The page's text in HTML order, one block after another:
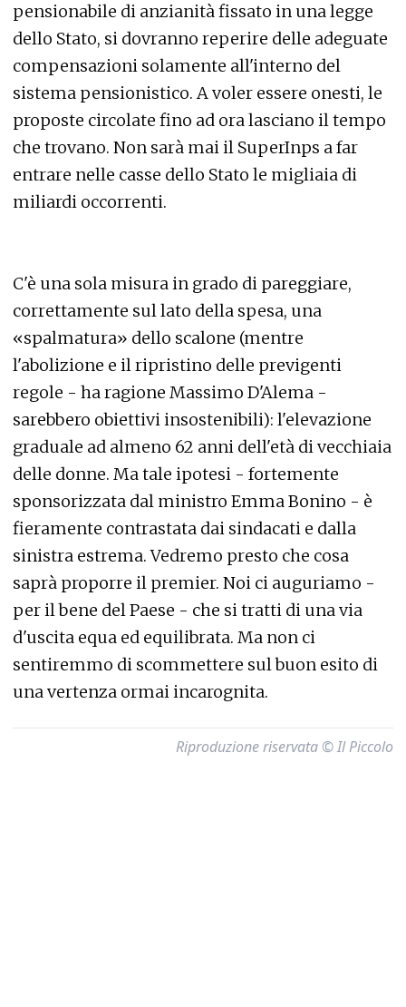
pensionabile di anzianità fissato in una legge
dello Stato, si dovranno reperire delle adeguate
compensazioni solamente all'interno del
sistema pensionistico. A voler essere onesti, le
proposte circolate fino ad ora lasciano il tempo
che trovano. Non sarà mai il SuperInps a far
entrare nelle casse dello Stato le migliaia di
miliardi occorrenti.
C'è una sola misura in grado di pareggiare,
correttamente sul lato della spesa, una
«spalmatura» dello scalone (mentre
l'abolizione e il ripristino delle previgenti
regole - ha ragione Massimo D'Alema -
sarebbero obiettivi insostenibili): l'elevazione
graduale ad almeno 62 anni dell'età di vecchiaia
delle donne. Ma tale ipotesi - fortemente
sponsorizzata dal ministro Emma Bonino - è
fieramente contrastata dai sindacati e dalla
sinistra estrema. Vedremo presto che cosa
saprà proporre il premier. Noi ci auguriamo -
per il bene del Paese - che si tratti di una via
d'uscita equa ed equilibrata. Ma non ci
sentiremmo di scommettere sul buon esito di
una vertenza ormai incarognita.
Riproduzione riservata © Il Piccolo